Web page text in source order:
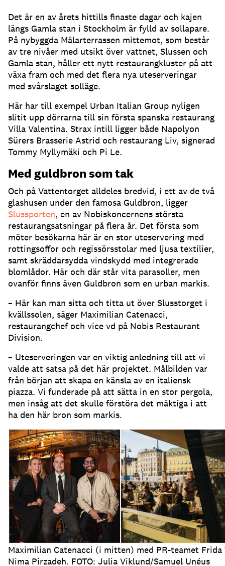
Det är en av årets hittills finaste dagar och kajen
längs Gamla stan i Stockholm är fylld av sollapare.
På nybyggda Mälarterrassen mittemot, som består
av tre nivåer med utsikt över vattnet, Slussen och
Gamla stan, håller ett nytt restaurangkluster på att
växa fram och med det flera nya uteserveringar
med svårslaget solläge.
Här har till exempel Urban Italian Group nyligen
slitit upp dörrarna till sin första spanska restaurang
Villa Valentina. Strax intill ligger både Napolyon
Sürers Brasserie Astrid och restaurang Liv, signerad
Tommy Myllymäki och Pi Le.
Med guldbron som tak
Och på Vattentorget alldeles bredvid, i ett av de två
glashusen under den famosa Guldbron, ligger
Slussporten, en av Nobiskoncernens största
restaurangsatsningar på flera år. Det första som
möter besökarna här är en stor uteservering med
rottingsoffor och regissörsstolar med ljusa textilier,
samt skräddarsydda vindskydd med integrerade
blomlådor. Här och där står vita parasoller, men
ovanför finns även Guldbron som en urban markis.
– Här kan man sitta och titta ut över Slusstorget i
kvällssolen, säger Maximilian Catenacci,
restaurangchef och vice vd på Nobis Restaurant
Division.
– Uteserveringen var en viktig anledning till att vi
valde att satsa på det här projektet. Målbilden var
från början att skapa en känsla av en italiensk
piazza. Vi funderade på att sätta in en stor pergola,
men insåg att det skulle förstöra det mäktiga i att
ha den här bron som markis.
Maximilian Catenacci (i mitten) med PR-teamet Frida
Nima Pirzadeh. FOTO: Julia Viklund/Samuel Unéus